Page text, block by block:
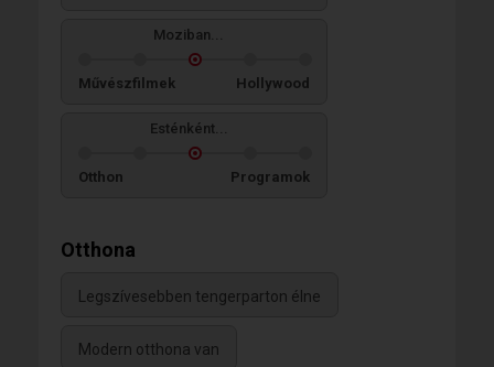
Moziban...
Művészfilmek Hollywood
Esténként...
Otthon Programok
Otthona
Legszívesebben tengerparton élne
Modern otthona van